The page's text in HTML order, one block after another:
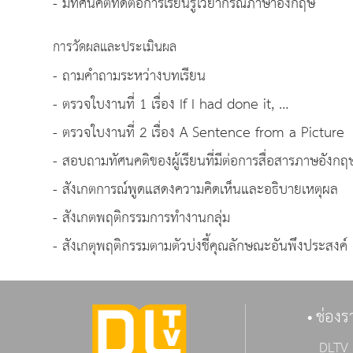
การวัดผลและประเมินผล
- ถามคำถามระหว่างบทเรียน
- ตรวจใบงานที่ 1 เรื่อง If I had done it, …
- ตรวจใบงานที่ 2 เรื่อง A Sentence from a Picture
- สอบถามทัศนคติของผู้เรียนที่มีต่อการสื่อสารภาษอังก
- สังเกตการณ์พูดแสดงความคิดเห็นและอธิบายเหตุผล
- สังเกตพฤติกรรมการทำงานกลุ่ม
- สังเกตุพฤติกรรมตามตัวบ่งชี้คุณลักษณะอันพึงประสงค์
ช่อง